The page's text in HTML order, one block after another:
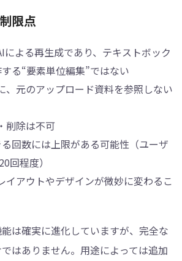
限点
による再生成であり、テキストボック
る“要素単位編集”ではない
、元のアップロード資料を参照しない
削除は不可
回数には上限がある可能性（ユーザ
回程度）
イアウトやデザインが微妙に変わるこ
は確実に進化していますが、完全な
はありません。用途によっては追加